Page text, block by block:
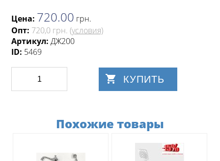
Цена: 720.00 грн.
Опт: 720,0 грн. (условия)
Артикул: ДЖ200
ID: 5469
КУПИТЬ
Похожие товары